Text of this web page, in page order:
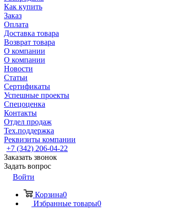
Как купить
Заказ
Оплата
Доставка товара
Возврат товара
О компании
О компании
Новости
Статьи
Сертификаты
Успешные проекты
Спецоценка
Контакты
Отдел продаж
Тех.поддержка
Реквизиты компании
+7 (342) 206-04-22
Заказать звонок
Задать вопрос
Войти
Корзина0
Избранные товары0